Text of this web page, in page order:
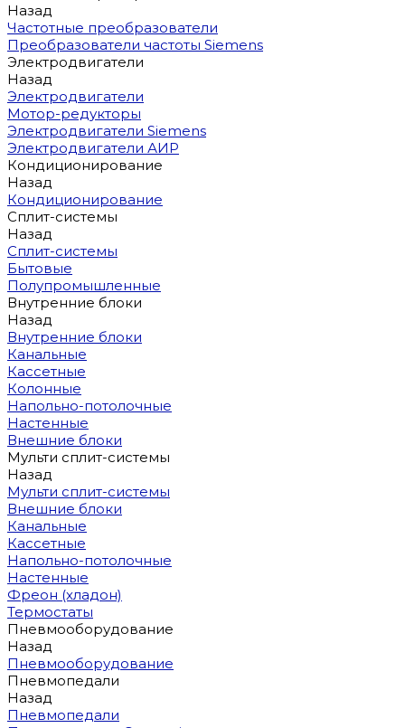
Назад
Частотные преобразователи
Преобразователи частоты Siemens
Электродвигатели
Назад
Электродвигатели
Мотор-редукторы
Электродвигатели Siemens
Электродвигатели АИР
Кондиционирование
Назад
Кондиционирование
Сплит-системы
Назад
Сплит-системы
Бытовые
Полупромышленные
Внутренние блоки
Назад
Внутренние блоки
Канальные
Кассетные
Колонные
Напольно-потолочные
Настенные
Внешние блоки
Мульти сплит-системы
Назад
Мульти сплит-системы
Внешние блоки
Канальные
Кассетные
Напольно-потолочные
Настенные
Фреон (хладон)
Термостаты
Пневмооборудование
Назад
Пневмооборудование
Пневмопедали
Назад
Пневмопедали